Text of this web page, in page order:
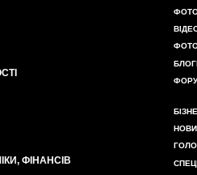
ФІНАНСІВ